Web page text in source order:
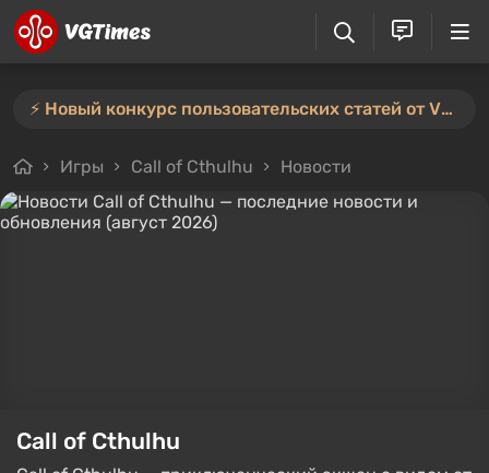
⚡️ Новый конкурс пользовательских статей от VGTimes — участвуйте тут ⚡️
Игры Call of Cthulhu Новости
Call of Cthulhu